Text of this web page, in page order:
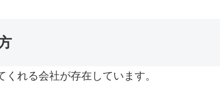
れる会社が存在しています。